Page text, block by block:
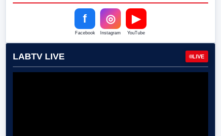
f
Facebook
◎
Instagram
▶
YouTube
LABTV LIVE LIVE